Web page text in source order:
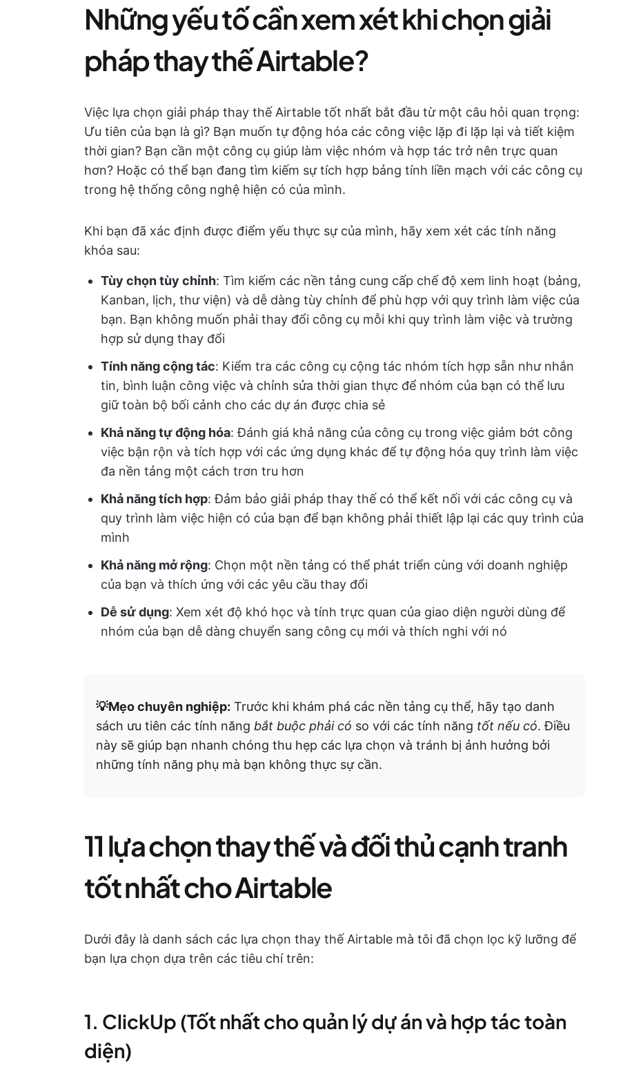
Những yếu tố cần xem xét khi chọn giải
pháp thay thế Airtable?
Việc lựa chọn giải pháp thay thế Airtable tốt nhất bắt đầu từ một câu hỏi quan trọng:
Ưu tiên của bạn là gì? Bạn muốn tự động hóa các công việc lặp đi lặp lại và tiết kiệm
thời gian? Bạn cần một công cụ giúp làm việc nhóm và hợp tác trở nên trực quan
hơn? Hoặc có thể bạn đang tìm kiếm sự tích hợp bảng tính liền mạch với các công cụ
trong hệ thống công nghệ hiện có của mình.
Khi bạn đã xác định được điểm yếu thực sự của mình, hãy xem xét các tính năng
khóa sau:
Tùy chọn tùy chỉnh: Tìm kiếm các nền tảng cung cấp chế độ xem linh hoạt (bảng,
Kanban, lịch, thư viện) và dễ dàng tùy chỉnh để phù hợp với quy trình làm việc của
bạn. Bạn không muốn phải thay đổi công cụ mỗi khi quy trình làm việc và trường
hợp sử dụng thay đổi
Tính năng cộng tác: Kiểm tra các công cụ cộng tác nhóm tích hợp sẵn như nhắn
tin, bình luận công việc và chỉnh sửa thời gian thực để nhóm của bạn có thể lưu
giữ toàn bộ bối cảnh cho các dự án được chia sẻ
Khả năng tự động hóa: Đánh giá khả năng của công cụ trong việc giảm bớt công
việc bận rộn và tích hợp với các ứng dụng khác để tự động hóa quy trình làm việc
đa nền tảng một cách trơn tru hơn
Khả năng tích hợp: Đảm bảo giải pháp thay thế có thể kết nối với các công cụ và
quy trình làm việc hiện có của bạn để bạn không phải thiết lập lại các quy trình của
mình
Khả năng mở rộng: Chọn một nền tảng có thể phát triển cùng với doanh nghiệp
của bạn và thích ứng với các yêu cầu thay đổi
Dễ sử dụng: Xem xét độ khó học và tính trực quan của giao diện người dùng để
nhóm của bạn dễ dàng chuyển sang công cụ mới và thích nghi với nó
💡Mẹo chuyên nghiệp: Trước khi khám phá các nền tảng cụ thể, hãy tạo danh
sách ưu tiên các tính năng bắt buộc phải có so với các tính năng tốt nếu có. Điều
này sẽ giúp bạn nhanh chóng thu hẹp các lựa chọn và tránh bị ảnh hưởng bởi
những tính năng phụ mà bạn không thực sự cần.
11 lựa chọn thay thế và đối thủ cạnh tranh
tốt nhất cho Airtable
Dưới đây là danh sách các lựa chọn thay thế Airtable mà tôi đã chọn lọc kỹ lưỡng để
bạn lựa chọn dựa trên các tiêu chí trên:
1. ClickUp (Tốt nhất cho quản lý dự án và hợp tác toàn
diện)